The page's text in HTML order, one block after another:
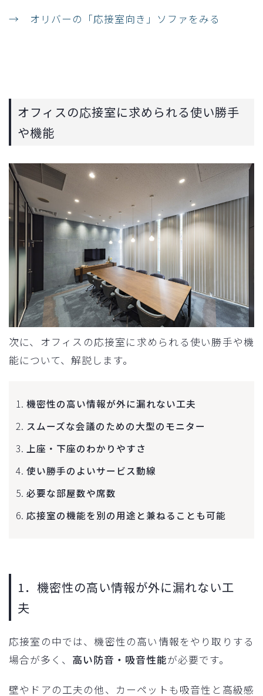
→ オリバーの「応接室向き」ソファをみる
オフィスの応接室に求められる使い勝手
や機能
次に、オフィスの応接室に求められる使い勝手や機
能について、解説します。
機密性の高い情報が外に漏れない工夫
スムーズな会議のための大型のモニター
上座・下座のわかりやすさ
使い勝手のよいサービス動線
必要な部屋数や席数
応接室の機能を別の用途と兼ねることも可能
1．機密性の高い情報が外に漏れない工
夫
応接室の中では、機密性の高い情報をやり取りする
場合が多く、 高い防音・吸音性能が必要です。
壁やドアの工夫の他、カーペットも吸音性と高級感